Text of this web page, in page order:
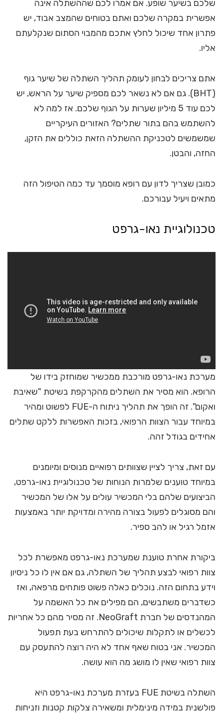
שלכם בשיער שופע. אם אמרו לכם שההשתלה אינה
אפשרית במקרה שלכם ואתם בטוחים שהמצב אבוד, יש
פתרון אחד שיכול לחלץ אתכם מהמבוי הסתום שנקלעתם
אליו.
אתם צריכים לבחון לעומק תהליך השתלה של שיער גוף
(BHT). גם אם לא נשאר לכם מספיק שיער על הראש, יש
לכם עוד 5 מיליון שערות על הגוף שלכם. אז למה לא
להשתמש בהם בתור שתלים? האזורים העיקריים
שמשמשים לטכניקת ההשתלה הזאת כוללים את הזקן,
החזה, והבטן.
כמובן שצריך לדון עם רופא מוסמך עד כמה הטיפול הזה
מתאים ויעיל עבורכם.
טכנולוגיית נאו-גרפט
מערכת נאו-גרפט מורכבת ממכשיר שמוחזק בידו של
הרופא. הוא מסיר את השתלים מהקרקפת בשיטת "שאיבת
ואקום". זה הופך את תהליך ניתוח ה-FUE לפשוט ומהיר
במיוחד עבור הצוות הרפואי, בזכות האפשרות ללקט שתלים
אחידים בגודל זהה.
עם זאת, צריך לציין שצוותים רפואיים מנוסים ומיומנים
במיוחד טוענים שלמרות הנוחות של טכנולוגיית נאו-גרפט,
הביצועים שלהם בלי המכשיר עולים על אלו של המכשיר
והם מסוגלים לפעול בצורה מהירה ומדויקת יותר באמצעות
אזמל רגיל או להב ספיר.
ביקורת אחרת טוענת שמערכת נאו-גרפט מאפשרת לכל
צוות רפואי לבצע תהליך של השתלה, גם אם אין לו כל ניסיון
וידע בתחום הזה. נוכלים כאלה פשוט פותחים מרפאה, ואז
כשדברים משתבשים, הם מפילים את כל האשמה על
המהנדסים של חברת NeoGraft. זה מסיר מהם כל אחריות
לכשלים או לתקלות שיכולים להתרחש בעת תפעול
המכשיר. אני בטוח שאף אחד לא היה רוצה להתעסק עם
צוות רפואי שאין לו מושג מה הוא עושה.
השתלה בשיטת FUE בעזרת מערכת נאו-גרפט היא
פולשנית במידה מינימלית ומשאירה צלקות קטנות וזניחות